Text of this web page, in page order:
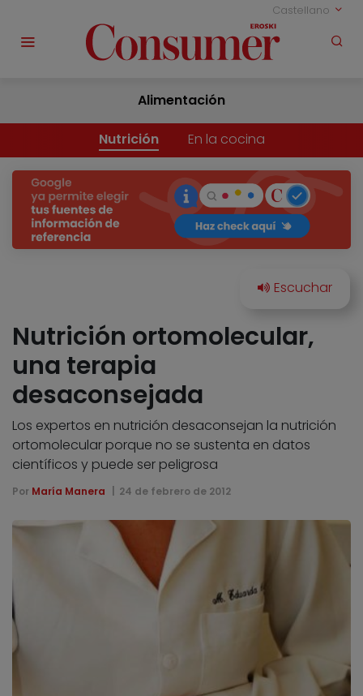
Castellano
Alimentación
Nutrición En la cocina
Nutrición ortomolecular,
una terapia
desaconsejada
Los expertos en nutrición desaconsejan la nutrición
ortomolecular porque no se sustenta en datos
científicos y puede ser peligrosa
Por María Manera 24 de febrero de 2012